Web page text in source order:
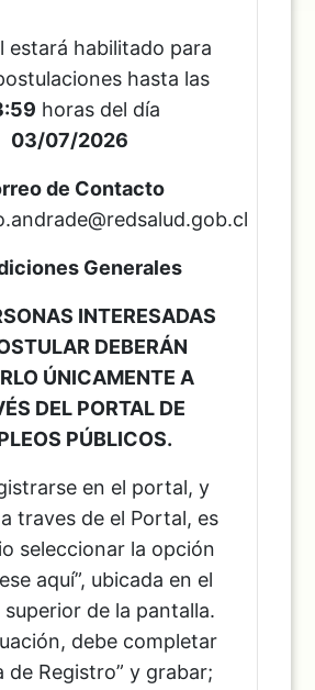
estará habilitado para
hasta las
horas del día
03/07/2026
de Contacto
Generales
INTERESADAS
DEBERÁN
ÚNICAMENTE A
DEL PORTAL DE
PÚBLICOS.
en el portal, y
traves de el Portal, es
seleccionar la opción
aquí”, ubicada en el
de la pantalla.
debe completar
de Registro” y grabar;